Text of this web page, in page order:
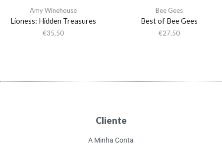
Amy Winehouse
Lioness: Hidden Treasures
€35,50
Bee Gees
Best of Bee Gees
€27,50
Cliente
A Minha Conta